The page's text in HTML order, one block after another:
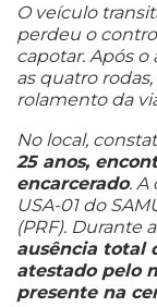
O veículo
perdeu o
capotar. Após
as quatro
rolamento da
No local,
25 anos,
encarcerado. A
USA-01 do
(PRF). Durante
ausência total
atestado pelo
presente na